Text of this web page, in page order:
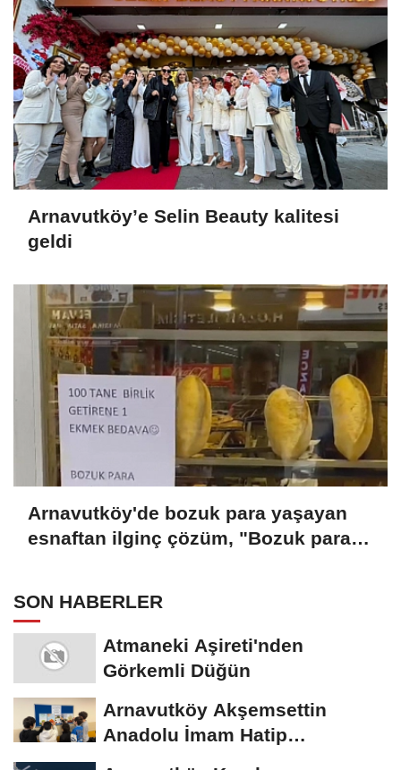
Arnavutköy’e Selin Beauty kalitesi
geldi
Arnavutköy'de bozuk para yaşayan
esnaftan ilginç çözüm, "Bozuk para
SON HABERLER
Atmaneki Aşireti'nden
Görkemli Düğün
Arnavutköy Akşemsettin
Anadolu İmam Hatip